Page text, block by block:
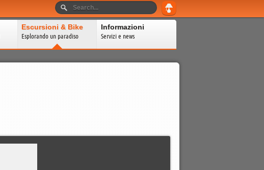
Escursioni & Bike
Esplorando un paradiso
Informazioni
Servizi e news